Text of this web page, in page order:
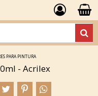
PARA PINTURA
- Acrilex